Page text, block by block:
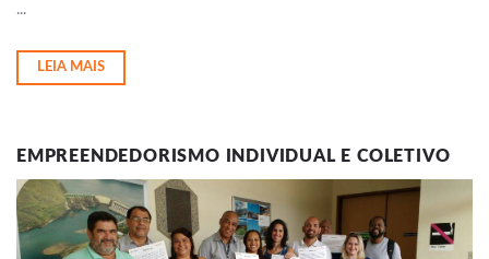
...
LEIA MAIS
EMPREENDEDORISMO INDIVIDUAL E COLETIVO